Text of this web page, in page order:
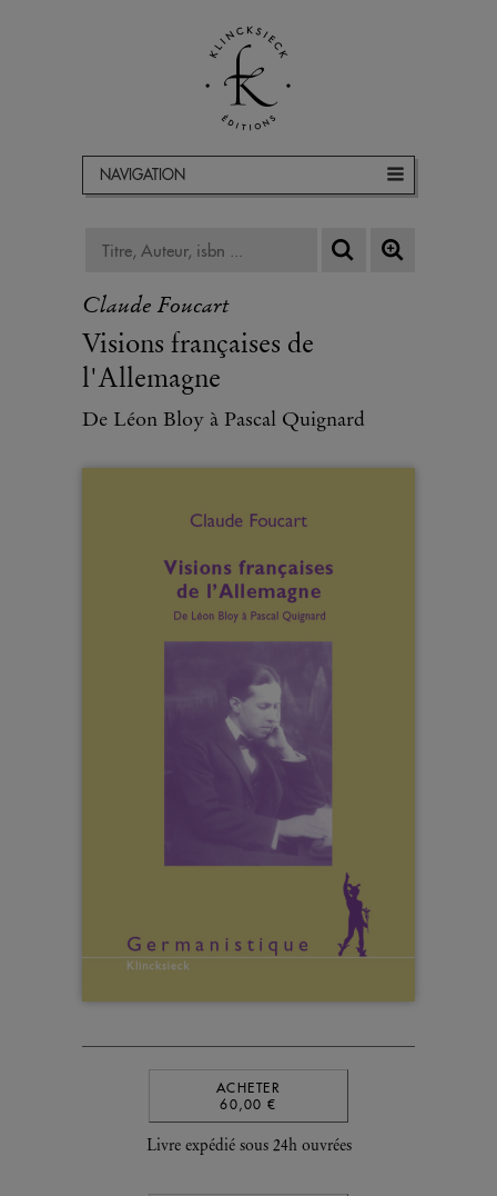
NAVIGATION
Claude Foucart
Visions françaises de
l'Allemagne
De Léon Bloy à Pascal Quignard
ACHETER
60,00 €
Livre expédié sous 24h ouvrées